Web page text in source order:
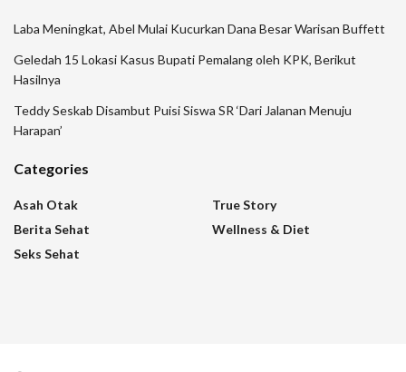
Laba Meningkat, Abel Mulai Kucurkan Dana Besar Warisan Buffett
Geledah 15 Lokasi Kasus Bupati Pemalang oleh KPK, Berikut
Hasilnya
Teddy Seskab Disambut Puisi Siswa SR ‘Dari Jalanan Menuju
Harapan’
Categories
Asah Otak
Berita Sehat
Seks Sehat
True Story
Wellness & Diet